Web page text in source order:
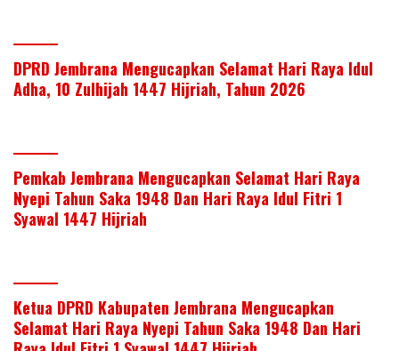
DPRD Jembrana Mengucapkan Selamat Hari Raya Idul
Adha, 10 Zulhijah 1447 Hijriah, Tahun 2026
Pemkab Jembrana Mengucapkan Selamat Hari Raya
Nyepi Tahun Saka 1948 Dan Hari Raya Idul Fitri 1
Syawal 1447 Hijriah
Ketua DPRD Kabupaten Jembrana Mengucapkan
Selamat Hari Raya Nyepi Tahun Saka 1948 Dan Hari